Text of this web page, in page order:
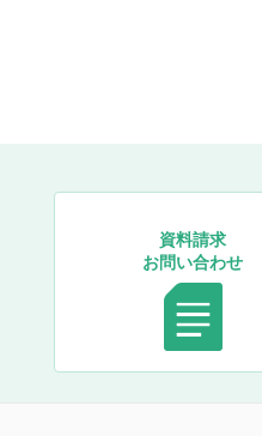
資料請求
お問い合わせ